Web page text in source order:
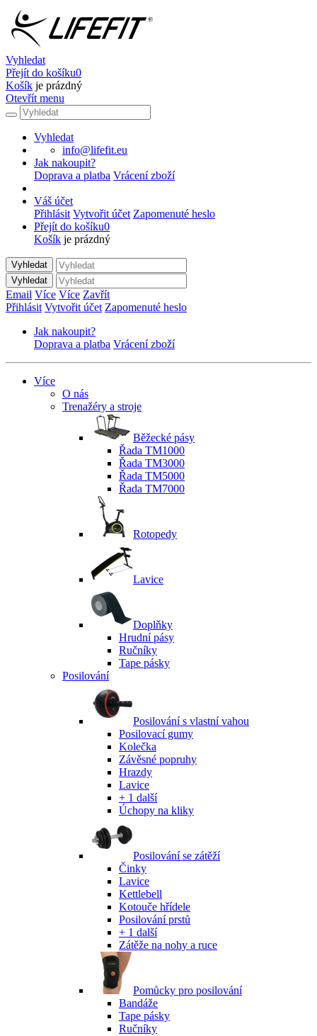
Vyhledat
Přejít do košíku0
Košík je prázdný
Otevřít menu
Vyhledat
info@lifefit.eu
Jak nakoupit?
Doprava a platba Vrácení zboží
Váš účet
Přihlásit Vytvořit účet Zapomenuté heslo
Přejít do košíku0
Košík je prázdný
Vyhledat
Vyhledat
Email Více Více Zavřít
Přihlásit Vytvořit účet Zapomenuté heslo
Jak nakoupit?
Doprava a platba Vrácení zboží
Více
O nás
Trenažéry a stroje
Běžecké pásy
Řada TM1000
Řada TM3000
Řada TM5000
Řada TM7000
Rotopedy
Lavice
Doplňky
Hrudní pásy
Ručníky
Tape pásky
Posilování
Posilování s vlastní vahou
Posilovací gumy
Kolečka
Závěsné popruhy
Hrazdy
Lavice
+ 1 další
Úchopy na kliky
Posilování se zátěží
Činky
Lavice
Kettlebell
Kotouče hřídele
Posilování prstů
+ 1 další
Zátěže na nohy a ruce
Pomůcky pro posilování
Bandáže
Tape pásky
Ručníky